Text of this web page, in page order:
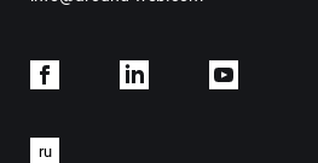
Facebook
ru